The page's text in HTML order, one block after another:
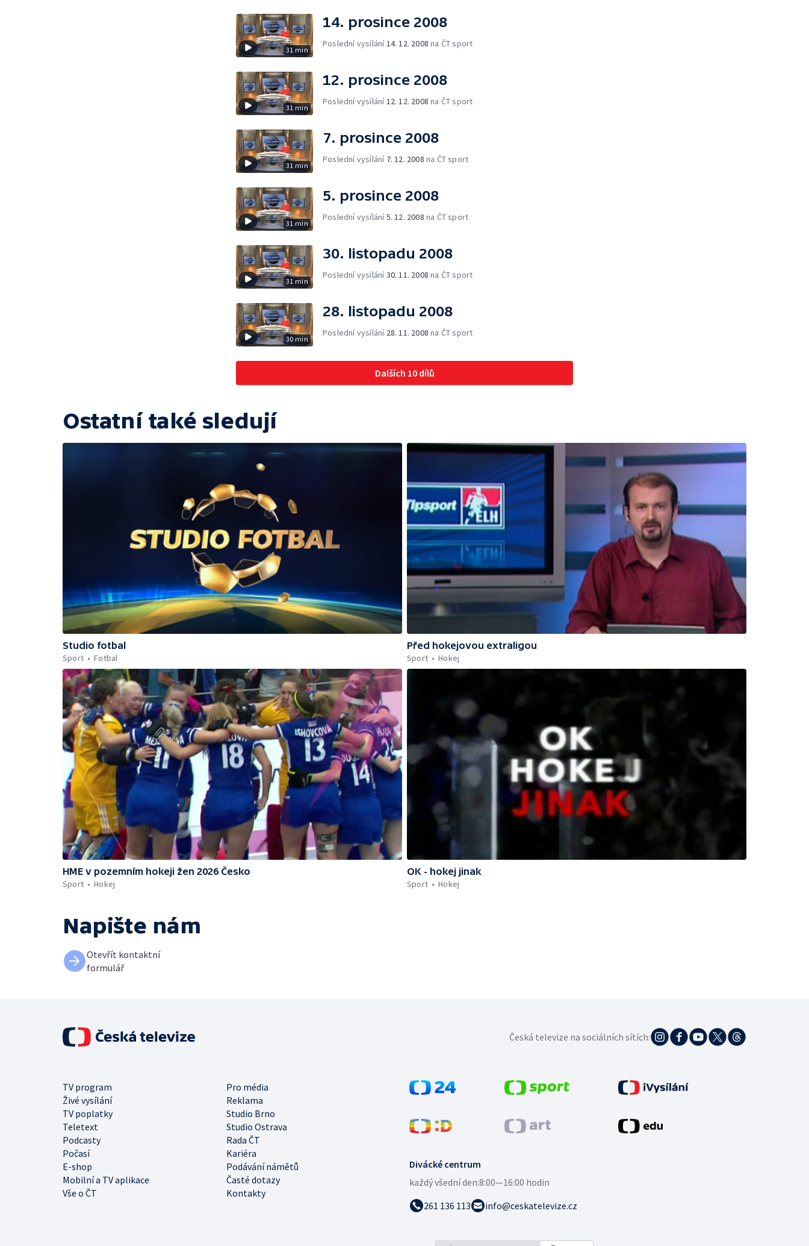
31 min
14. prosince 2008
Poslední vysílání 14. 12. 2008 na ČT sport
31 min
12. prosince 2008
Poslední vysílání 12. 12. 2008 na ČT sport
31 min
7. prosince 2008
Poslední vysílání 7. 12. 2008 na ČT sport
31 min
5. prosince 2008
Poslední vysílání5. 12. 2008 na ČT sport
31 min
30. listopadu 2008
Poslední vysílání30. 11. 2008 na ČT sport
30 min
28. listopadu 2008
Poslední vysílání 28. 11. 2008 na ČT sport
Dalších 10 dílů
Ostatní také sledují
Studio fotbal
Sport
Fotbal
Před hokejovou extraligou
Sport
Hokej
HME v pozemním hokeji žen 2026 Česko
Sport
Hokej
OK - hokej jinak
Sport
Hokej
Napište nám
Otevřít kontaktní
formulář
Divácké centrum
každý všední den:8:00—16:00 hodin
261 136 113
info@ceskatelevize.cz
TV program
Pro média
Živé vysílání
Reklama
TV poplatky
Studio Brno
Teletext
Studio Ostrava
Podcasty
Rada ČT
Počasí
Kariéra
E-shop
Podávání námětů
Mobilní a TV aplikace
Časté dotazy
Vše o ČT
Kontakty
Česká televize na sociálních sítích: